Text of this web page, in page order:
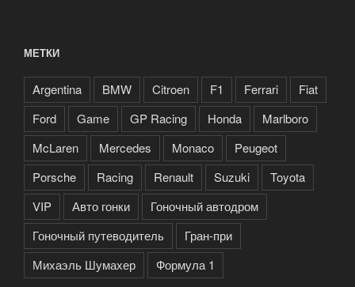
МЕТКИ
Argentina BMW Citroen F1 Ferrari
Fiat
Ford
Game GP Racing Honda
Marlboro
McLaren
Mercedes Monaco
Peugeot
Porsche
Racing Renault Suzuki
Toyota
VIP
Авто гонки
Гоночный автодром
Гоночный путеводитель
Гран-при
Михаэль Шумахер
Формула 1